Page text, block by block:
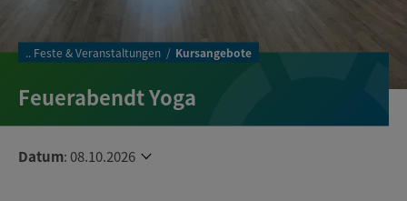
.. Feste & Veranstaltungen Kursangebote
Feuerabendt Yoga
Datum: 08.10.2026